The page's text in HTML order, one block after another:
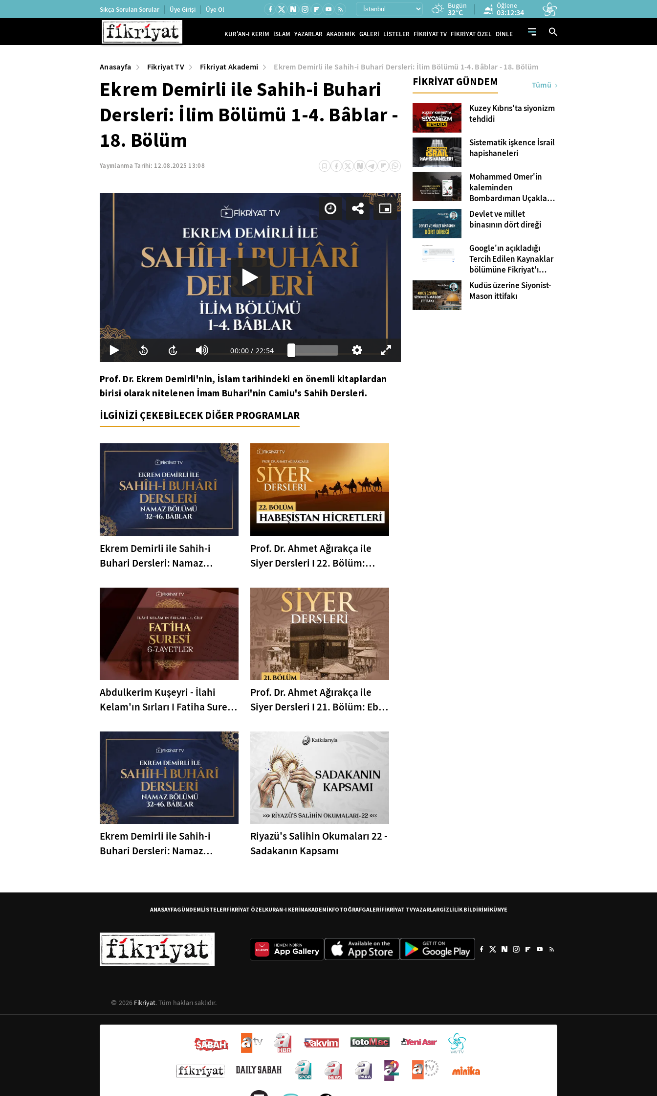
Sıkça Sorulan Sorular Üye Girişi Üye Ol Bugün
32°C
Öğlene
03:12:33
KUR'AN-I KERİM İSLAM YAZARLAR AKADEMİK GALERİ LİSTELER FİKRİYAT TV FİKRİYAT ÖZEL DİNLE
Anasayfa Fikriyat TV Fikriyat Akademi Ekrem Demirli ile Sahih-i Buhari Dersleri: İlim Bölümü 1-4. Bâblar - 18. Bölüm
Ekrem Demirli ile Sahih-i Buhari
Dersleri: İlim Bölümü 1-4. Bâblar -
18. Bölüm
Yayınlanma Tarihi: 12.08.2025 13:08
00:00 / 22:54
Prof. Dr. Ekrem Demirli'nin, İslam tarihindeki en önemli kitaplardan
birisi olarak nitelenen İmam Buhari'nin Camiu's Sahih Dersleri.
İLGİNİZİ ÇEKEBİLECEK DİĞER PROGRAMLAR
Ekrem Demirli ile Sahih-i
Buhari Dersleri: Namaz
Bölüm
Prof. Dr. Ahmet Ağırakça ile
Siyer Dersleri I 22. Bölüm:
Abdulkerim Kuşeyri - İlahi
Kelam'ın Sırları I Fatiha Suresi
Prof. Dr. Ahmet Ağırakça ile
Siyer Dersleri I 21. Bölüm: Ebu
Oluşu
Ekrem Demirli ile Sahih-i
Buhari Dersleri: Namaz
Riyazü's Salihin Okumaları 22 -
Sadakanın Kapsamı
FİKRİYAT GÜNDEM Tümü
Kuzey Kıbrıs'ta siyonizm
tehdidi
Sistematik işkence İsrail
hapishaneleri
Mohammed Omer'in
kaleminden
Bombardıman Uçakları
ve Tanklar Arasında
Gazze
Devlet ve millet
binasının dört direği
Google'ın açıkladığı
Tercih Edilen Kaynaklar
bölümüne Fikriyat'ı
eklemeyi unutmayın!
Kudüs üzerine Siyonist-
Mason ittifakı
ANASAYFAGÜNDEMLİSTELERFİKRİYAT ÖZELKURAN-I KERİMAKADEMİKFOTOĞRAFGALERİFİKRİYAT TVYAZARLARGİZLİLİK BİLDİRİMİKÜNYE
2026 Fikriyat. Tüm hakları saklıdır.